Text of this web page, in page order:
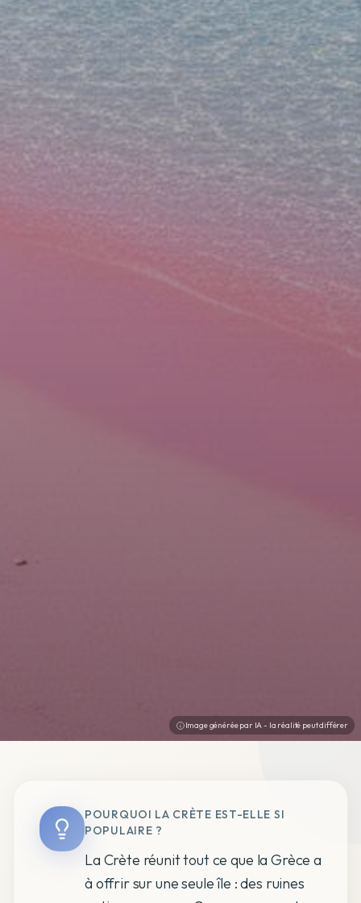
Image générée par IA - la réalité peut différer
POURQUOI LA CRÈTE EST-ELLE SI
POPULAIRE ?
La Crète réunit tout ce que la Grèce a
à offrir sur une seule île : des ruines